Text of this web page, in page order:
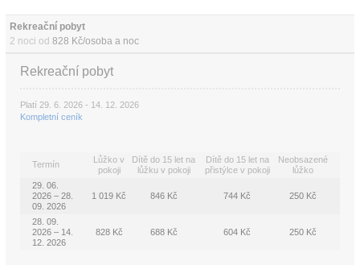
Rekreační pobyt
2 noci od 828 Kč/osoba a noc
Rekreační pobyt
Platí 29. 6. 2026 - 14. 12. 2026
Kompletní ceník
Termín
Lůžko v
pokoji
Dítě do 15 let na
lůžku v pokoji
Dítě do 15 let na
přistýlce v pokoji
Neobsazené
lůžko
29. 06.
2026 – 28.
09. 2026
1 019 Kč 846 Kč 744 Kč 250 Kč
28. 09.
2026 – 14.
12. 2026
828 Kč 688 Kč 604 Kč 250 Kč